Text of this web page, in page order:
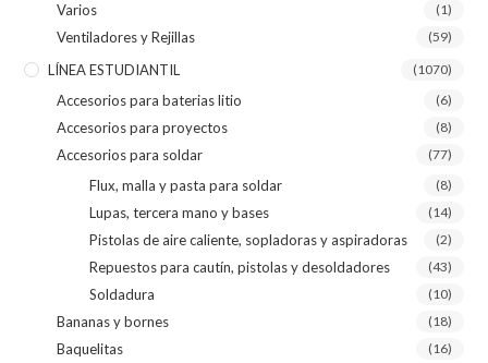
Varios (1)
Ventiladores y Rejillas (59)
LÍNEA ESTUDIANTIL (1070)
Accesorios para baterias litio (6)
Accesorios para proyectos (8)
Accesorios para soldar (77)
Flux, malla y pasta para soldar (8)
Lupas, tercera mano y bases (14)
Pistolas de aire caliente, sopladoras y aspiradoras (2)
Repuestos para cautín, pistolas y desoldadores (43)
Soldadura (10)
Bananas y bornes (18)
Baquelitas (16)